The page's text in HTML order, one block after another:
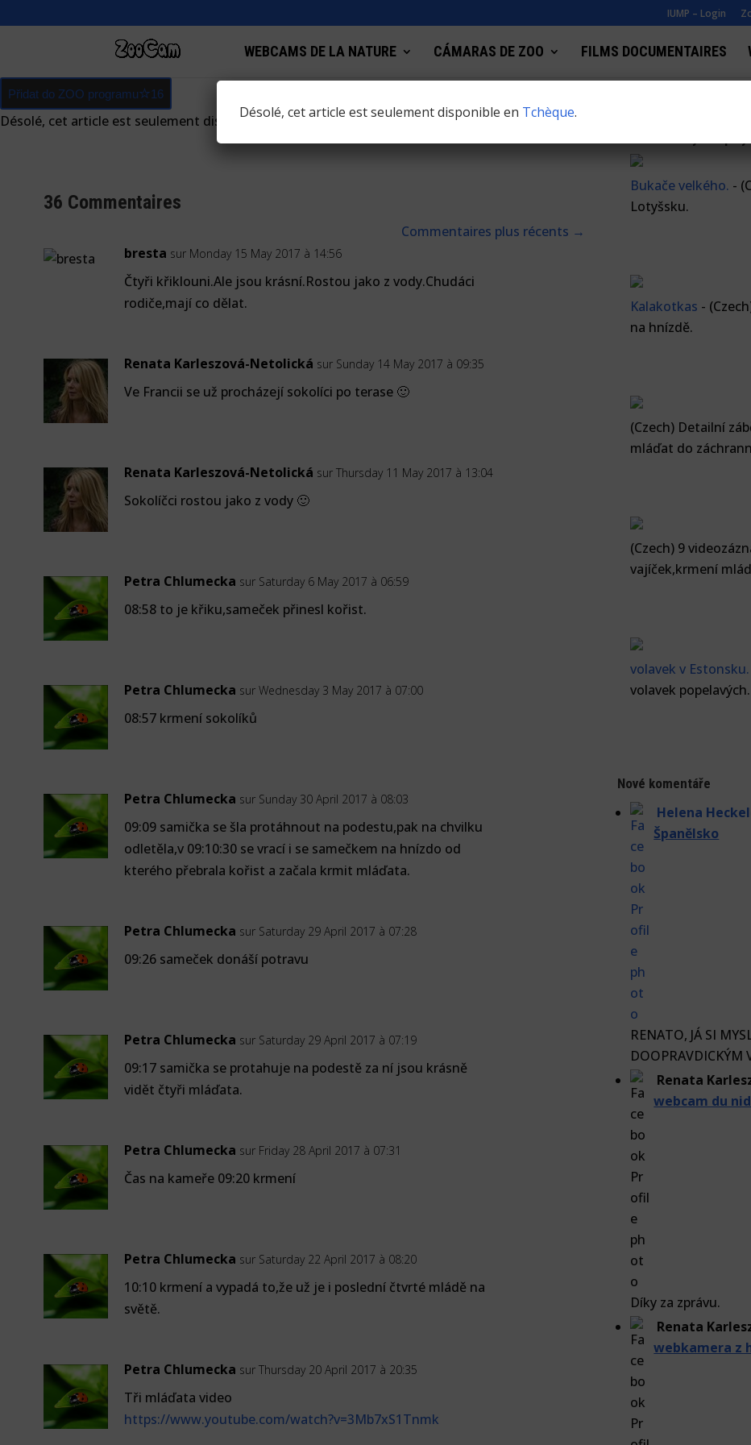
IUMP – Login
WEBCAMS DE LA NATURE CÁMARAS DE ZOO FILMS DOCUMENTAIRES
Přidat do ZOO programu 16
Désolé, cet article est seulement disponible en Tchèque.
Bukače velkého. -
Lotyšsku.
Kalakotkas -
na hnízdě.
(Czech) Detailní
mláďat do
(Czech) 9
vajíček,krmení
volavek v Estonsku.
volavek popelavých.
Nové komentáře
Helena
Španělsko
RENATO, JÁ SI
DOOPRAVDICKÝM
Renata
webcam du
Díky za zprávu.
Renata
webkamera z
36 Commentaires
Commentaires plus récents →
bresta sur Monday 15 May 2017 à 14:56
Čtyři křiklouni.Ale jsou krásní.Rostou jako z vody.Chudáci
rodiče,mají co dělat.
Renata Karleszová-Netolická sur Sunday 14 May 2017 à 09:35
Ve Francii se už procházejí sokolíci po terase 🙂
Renata Karleszová-Netolická sur Thursday 11 May 2017 à 13:04
Sokolíčci rostou jako z vody 🙂
Petra Chlumecka sur Saturday 6 May 2017 à 06:59
08:58 to je křiku,sameček přinesl kořist.
Petra Chlumecka sur Wednesday 3 May 2017 à 07:00
08:57 krmení sokolíků
Petra Chlumecka sur Sunday 30 April 2017 à 08:03
09:09 samička se šla protáhnout na podestu,pak na chvilku
odletěla,v 09:10:30 se vrací i se samečkem na hnízdo od
kterého přebrala kořist a začala krmit mláďata.
Petra Chlumecka sur Saturday 29 April 2017 à 07:28
09:26 sameček donáší potravu
Petra Chlumecka sur Saturday 29 April 2017 à 07:19
09:17 samička se protahuje na podestě za ní jsou krásně
vidět čtyři mláďata.
Petra Chlumecka sur Friday 28 April 2017 à 07:31
Čas na kameře 09:20 krmení
Petra Chlumecka sur Saturday 22 April 2017 à 08:20
10:10 krmení a vypadá to,že už je i poslední čtvrté mládě na
světě.
Petra Chlumecka sur Thursday 20 April 2017 à 20:35
Tři mláďata video
https://www.youtube.com/watch?v=3Mb7xS1Tnmk
Désolé, cet article est seulement disponible en Tchèque.